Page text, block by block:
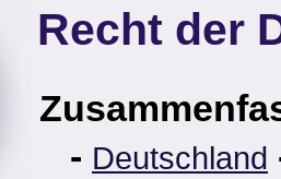
Recht der
- Deutschland